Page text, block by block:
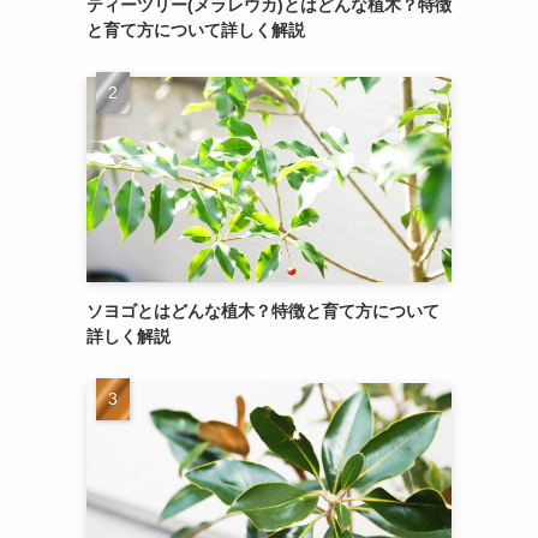
ティーツリー(メラレウカ)とはどんな植木？特徴
と育て方について詳しく解説
ソヨゴとはどんな植木？特徴と育て方について
詳しく解説